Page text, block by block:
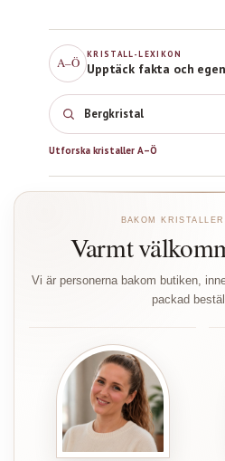
A–Ö
KRISTALL-LEXIKON
Upptäck fakta och
Bergkristall
Utforska kristaller A–Ö
BAKOM
Varmt
Vi är personerna bakom butiken,
packad